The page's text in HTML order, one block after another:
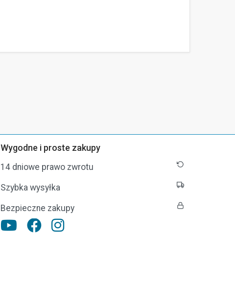
Wygodne i proste zakupy
14 dniowe prawo zwrotu
Szybka wysyłka
Bezpieczne zakupy